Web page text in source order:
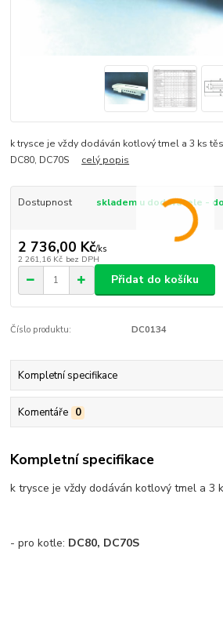
k trysce je vždy dodáván kotlový tmel a 3 ks
DC80, DC70S celý popis
Dostupnost skladem u dodavatele -
2 736,00 Kč/ks
2 261,16 Kč bez DPH
Přidat do košíku
Číslo produktu: DC0134
Kompletní specifikace
Komentáře 0
Kompletní specifikace
k trysce je vždy dodáván kotlový tmel a 3
- pro kotle: DC80, DC70S